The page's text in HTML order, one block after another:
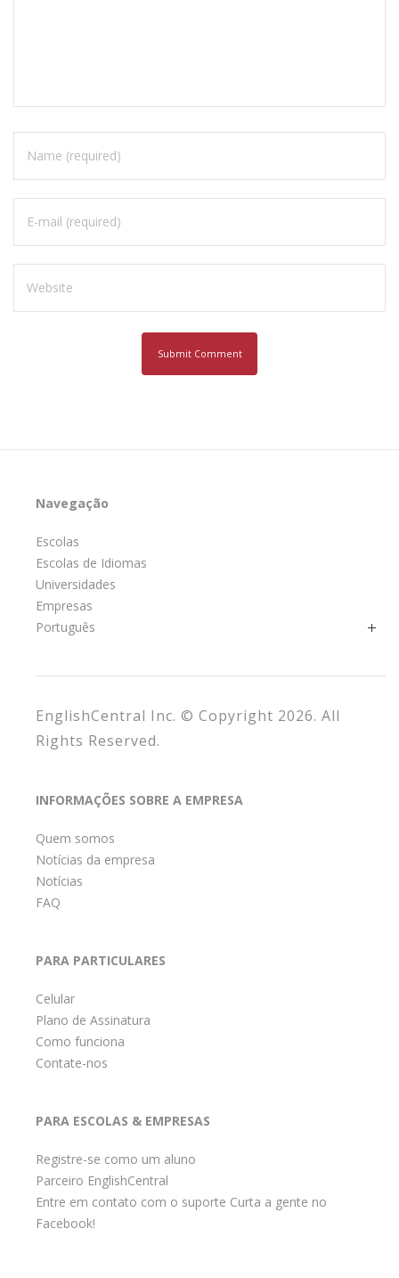
Navegação
Escolas
Escolas de Idiomas
Universidades
Empresas
Português
EnglishCentral Inc. © Copyright 2026. All
Rights Reserved.
INFORMAÇÕES SOBRE A EMPRESA
Quem somos
Notícias da empresa
Notícias
FAQ
PARA PARTICULARES
Celular
Plano de Assinatura
Como funciona
Contate-nos
PARA ESCOLAS & EMPRESAS
Registre-se como um aluno
Parceiro EnglishCentral
Entre em contato com o suporte Curta a gente no
Facebook!